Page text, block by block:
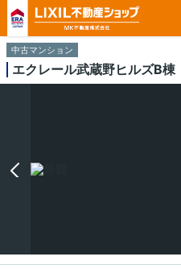
中古マンション
エクレール武蔵野ヒルズB